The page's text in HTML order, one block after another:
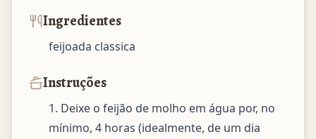
Ingredientes
feijoada classica
Instruções
1. Deixe o feijão de molho em água por, no
mínimo, 4 horas (idealmente, de um dia